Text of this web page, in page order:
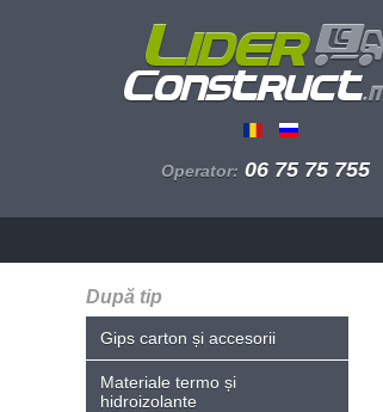
Operator: 06 75 75 755
După tip
Gips carton și accesorii
Materiale termo și
hidroizolante